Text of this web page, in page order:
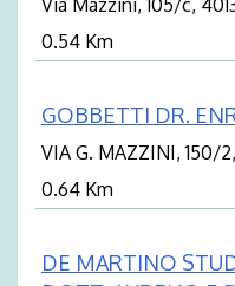
Via Mazzini, 105/c,
0.54 Km
GOBBETTI DR.
VIA G. MAZZINI, 150/
0.64 Km
DE MARTINO